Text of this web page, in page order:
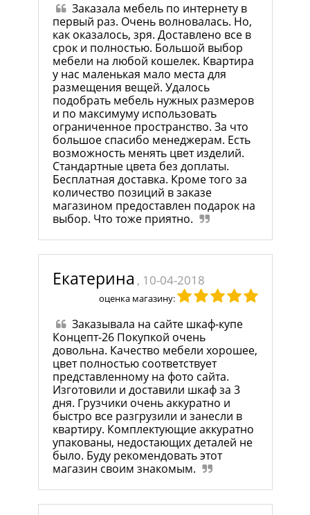
Заказала мебель по интернету в
первый раз. Очень волновалась. Но,
как оказалось, зря. Доставлено все в
срок и полностью. Большой выбор
мебели на любой кошелек. Квартира
у нас маленькая мало места для
размещения вещей. Удалось
подобрать мебель нужных размеров
и по максимуму использовать
ограниченное пространство. За что
большое спасибо менеджерам. Есть
возможность менять цвет изделий.
Стандартные цвета без доплаты.
Бесплатная доставка. Кроме того за
количество позиций в заказе
магазином предоставлен подарок на
выбор. Что тоже приятно.
Екатерина , 10-04-2018
оценка магазину:
Заказывала на сайте шкаф-купе
Концепт-26 Покупкой очень
довольна. Качество мебели хорошее,
цвет полностью соответствует
представленному на фото сайта.
Изготовили и доставили шкаф за 3
дня. Грузчики очень аккуратно и
быстро все разгрузили и занесли в
квартиру. Комплектующие аккуратно
упакованы, недостающих деталей не
было. Буду рекомендовать этот
магазин своим знакомым.